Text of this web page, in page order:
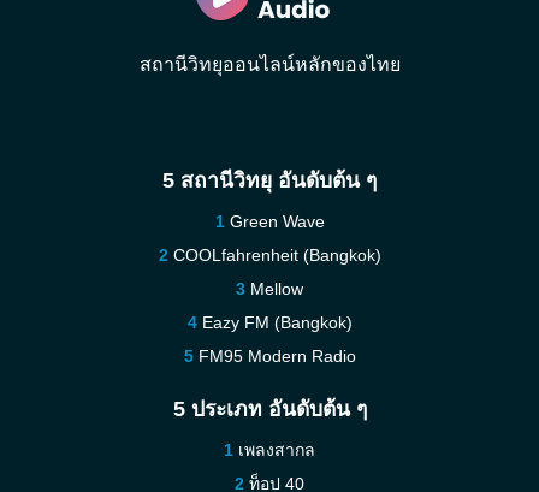
สถานีวิทยุออนไลน์หลักของไทย
5 สถานีวิทยุ อันดับต้น ๆ
Green Wave
COOLfahrenheit (Bangkok)
Mellow
Eazy FM (Bangkok)
FM95 Modern Radio
5 ประเภท อันดับต้น ๆ
เพลงสากล
ท็อป 40